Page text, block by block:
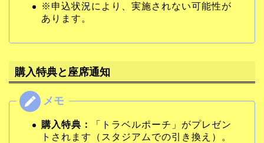
※申込状況により、実施されない可能性が
あります。
購入特典と座席通知
購入特典：
「トラベルポーチ」がプレゼン
トされます（スタジアムでの引き換え）。